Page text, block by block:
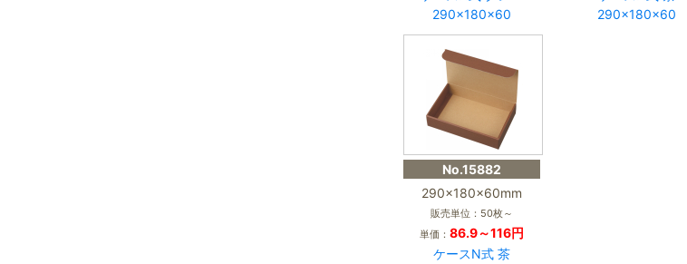
290×180×60
290×180×60
No.15882
290×180×60mm
販売単位：50枚～
単価： 86.9～116円
ケースN式 茶